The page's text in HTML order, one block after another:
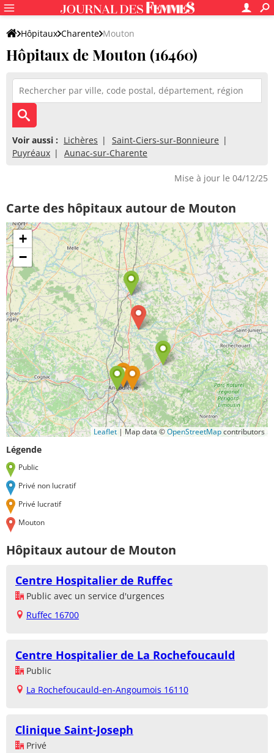
Hôpitaux Charente Mouton
Hôpitaux de Mouton (16460)
Voir aussi : Lichères
Saint-Ciers-sur-Bonnieure
Puyréaux
Aunac-sur-Charente
Mise à jour le 04/12/25
Carte des hôpitaux autour de Mouton
+
−
Leaflet | Map data ©OpenStreetMapcontributors
Légende
Public
Privé non lucratif
Privé lucratif
Mouton
Hôpitaux autour de Mouton
Centre Hospitalier de Ruffec
Public avec un service d'urgences
Ruffec 16700
Centre Hospitalier de La Rochefoucauld
Public
La Rochefoucauld-en-Angoumois 16110
Clinique Saint-Joseph
Privé